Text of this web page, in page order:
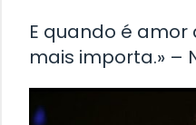
E quando é
mais importa.» –